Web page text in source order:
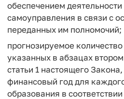
обеспечением
самоуправления в связи с
переданных им полномочий;
прогнозируемое
указанных в абзацах
статьи 1 настоящего
финансовый год для
образования в